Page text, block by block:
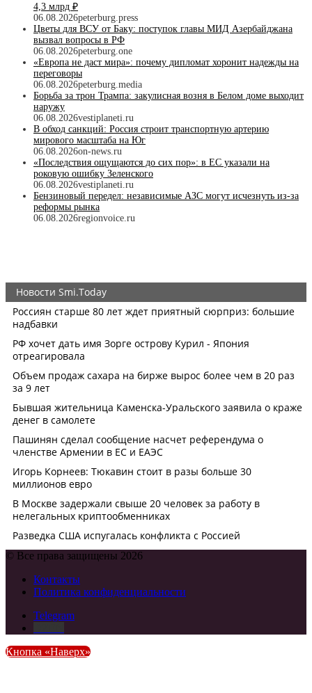
4,3 млрд ₽
06.08.2026peterburg.press
Цветы для ВСУ от Баку: поступок главы МИД Азербайджана
вызвал вопросы в РФ
06.08.2026peterburg.one
«Европа не даст мира»: почему дипломат хоронит надежды на
переговоры
06.08.2026peterburg.media
Борьба за трон Трампа: закулисная возня в Белом доме выходит
наружу
06.08.2026vestiplaneti.ru
В обход санкций: Россия строит транспортную артерию
мирового масштаба на Юг
06.08.2026on-news.ru
«Последствия ощущаются до сих пор»: в ЕС указали на
роковую ошибку Зеленского
06.08.2026vestiplaneti.ru
Бензиновый передел: независимые АЗС могут исчезнуть из-за
реформы рынка
06.08.2026regionvoice.ru
© Все права защищены 2026
Контакты
Политика конфиденциальности
Telegram
Кнопка «Наверх»